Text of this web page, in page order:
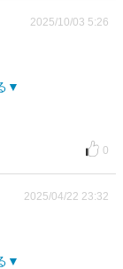
2025/10/03 5:26
0
2025/04/22 23:32